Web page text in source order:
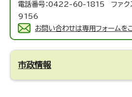
電話番号：0422-60-1815 ファク
9156
お問い合わせは専用フォームを
市政情報